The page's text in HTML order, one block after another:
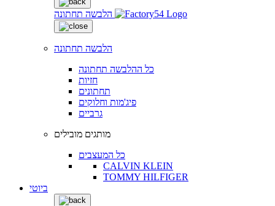
הלבשה תחתונה
הלבשה תחתונה
כל ההלבשה תחתונה
חזיות
תחתונים
פיג'מות וחלוקים
גרביים
מותגים מובילים
כל המעצבים
CALVIN KLEIN
TOMMY HILFIGER
ביוטי